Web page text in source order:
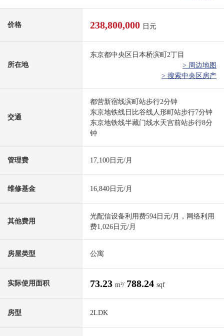
价格 238,800,000 日元
所在地
东京都中央区日本桥滨町2丁目
> 周边地图
> 搜索中央区房产
交通
都营新宿线滨町站步行2分钟
东京地铁线日比谷线人形町站步行7分钟
东京地铁线半藏门线水天宫前站步行8分
钟
管理费 17,100日元/月
维修基金 16,840日元/月
其他费用
光配信设备利用费594日元/月，网络利用
费1,026日元/月
房屋类型 公寓
实际使用面积 73.23 m²/ 788.24 sqf
房型 2LDK